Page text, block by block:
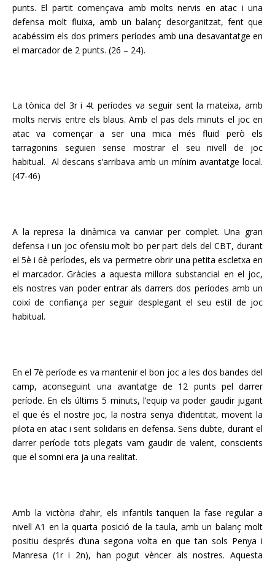
punts. El partit començava amb molts nervis en atac i una
defensa molt fluixa, amb un balanç desorganitzat, fent que
acabéssim els dos primers períodes amb una desavantatge en
el marcador de 2 punts. (26 – 24).
La tònica del 3r i 4t períodes va seguir sent la mateixa, amb
molts nervis entre els blaus. Amb el pas dels minuts el joc en
atac va començar a ser una mica més fluid però els
tarragonins seguien sense mostrar el seu nivell de joc
habitual. Al descans s’arribava amb un mínim avantatge local.
(47-46)
A la represa la dinàmica va canviar per complet. Una gran
defensa i un joc ofensiu molt bo per part dels del CBT, durant
el 5è i 6è períodes, els va permetre obrir una petita escletxa en
el marcador. Gràcies a aquesta millora substancial en el joc,
els nostres van poder entrar als darrers dos períodes amb un
coixí de confiança per seguir desplegant el seu estil de joc
habitual.
En el 7è període es va mantenir el bon joc a les dos bandes del
camp, aconseguint una avantatge de 12 punts pel darrer
període. En els últims 5 minuts, l’equip va poder gaudir jugant
el que és el nostre joc, la nostra senya d’identitat, movent la
pilota en atac i sent solidaris en defensa. Sens dubte, durant el
darrer període tots plegats vam gaudir de valent, conscients
que el somni era ja una realitat.
Amb la victòria d’ahir, els infantils tanquen la fase regular a
nivell A1 en la quarta posició de la taula, amb un balanç molt
positiu després d’una segona volta en que tan sols Penya i
Manresa (1r i 2n), han pogut vèncer als nostres. Aquesta